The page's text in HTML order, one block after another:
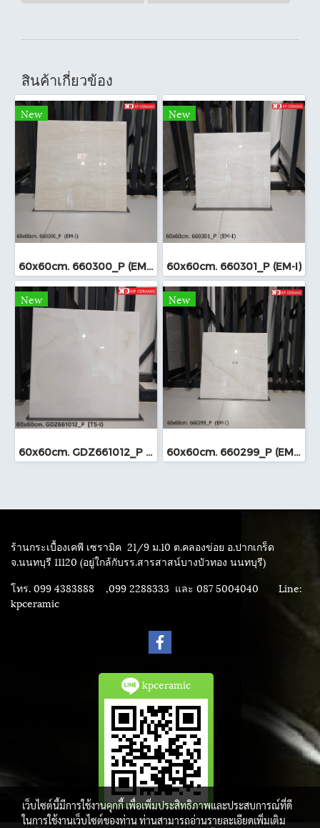
สินค้าเกี่ยวข้อง
New
60x60cm. 660300_P (EM-I)
New
60x60cm. 660301_P (EM-I)
New
60x60cm. GDZ661012_P (TS-I)
New
60x60cm. 660299_P (EM-I)
ร้านกระเบื้องเคพี เซรามิค 21/9 ม.10 ต.คลองข่อย อ.ปากเกร็ด
จ.นนทบุรี 11120 (อยู่ใกล้กับรร.สารสาสน์บางบัวทอง นนทบุรี)
โทร. 099 4383888 ,099 2288333 และ 087 5004040 Line:
kpceramic
kpceramic
เว็บไซต์นี้มีการใช้งานคุกกี้ เพื่อเพิ่มประสิทธิภาพและประสบการณ์ที่ดี
ในการใช้งานเว็บไซต์ของท่าน ท่านสามารถอ่านรายละเอียดเพิ่มเติม